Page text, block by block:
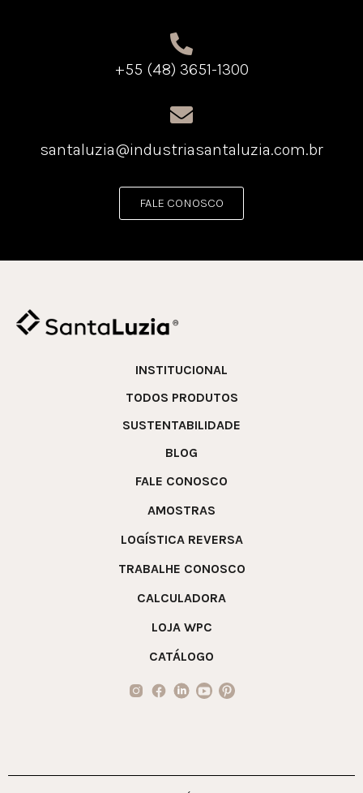
+55 (48) 3651-1300
santaluzia@industriasantaluzia.com.br
FALE CONOSCO
INSTITUCIONAL
TODOS PRODUTOS
SUSTENTABILIDADE
BLOG
FALE CONOSCO
AMOSTRAS
LOGÍSTICA REVERSA
TRABALHE CONOSCO
CALCULADORA
LOJA WPC
CATÁLOGO